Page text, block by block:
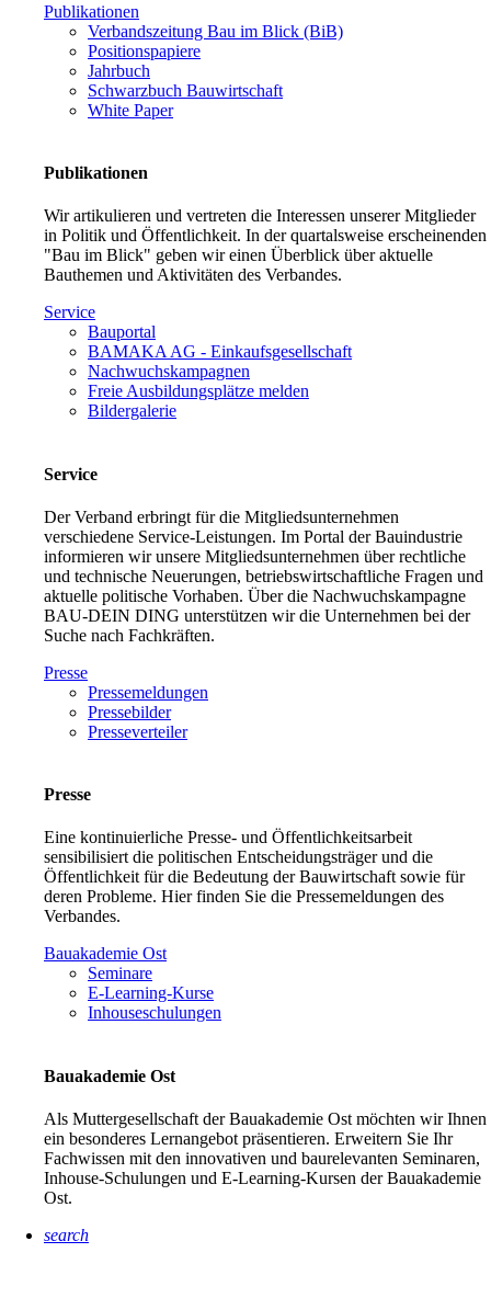
Publikationen
Verbandszeitung Bau im Blick (BiB)
Positionspapiere
Jahrbuch
Schwarzbuch Bauwirtschaft
White Paper
Publikationen
Wir artikulieren und vertreten die Interessen unserer Mitglieder
in Politik und Öffentlichkeit. In der quartalsweise erscheinenden
"Bau im Blick" geben wir einen Überblick über aktuelle
Bauthemen und Aktivitäten des Verbandes.
Service
Bauportal
BAMAKA AG - Einkaufsgesellschaft
Nachwuchskampagnen
Freie Ausbildungsplätze melden
Bildergalerie
Service
Der Verband erbringt für die Mitgliedsunternehmen
verschiedene Service-Leistungen. Im Portal der Bauindustrie
informieren wir unsere Mitgliedsunternehmen über rechtliche
und technische Neuerungen, betriebswirtschaftliche Fragen und
aktuelle politische Vorhaben. Über die Nachwuchskampagne
BAU-DEIN DING unterstützen wir die Unternehmen bei der
Suche nach Fachkräften.
Presse
Pressemeldungen
Pressebilder
Presseverteiler
Presse
Eine kontinuierliche Presse- und Öffentlichkeitsarbeit
sensibilisiert die politischen Entscheidungsträger und die
Öffentlichkeit für die Bedeutung der Bauwirtschaft sowie für
deren Probleme. Hier finden Sie die Pressemeldungen des
Verbandes.
Bauakademie Ost
Seminare
E-Learning-Kurse
Inhouseschulungen
Bauakademie Ost
Als Muttergesellschaft der Bauakademie Ost möchten wir Ihnen
ein besonderes Lernangebot präsentieren. Erweitern Sie Ihr
Fachwissen mit den innovativen und baurelevanten Seminaren,
Inhouse-Schulungen und E-Learning-Kursen der Bauakademie
Ost.
search